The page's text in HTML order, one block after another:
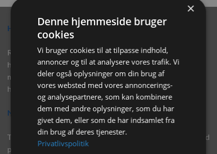
Hvorfor vælge Rabbitpet?
Rabbitpet sælger ikke kun kvalitetsprodukter såsom, foder,
hø, aktivering, strøelse mm. til vores kunder. Vi hjælper også
med rådgivning, så tøv ikke med at skrive eller ring til os for
hjælp..
Nyhedsbrev
Tilmeld dig vores nyhedsbrev og eksklusive tilbud og få tilbud
på mail før andre gør. Vi vil holde dig opdateret med vores
×
Denne hjemmeside bruger
cookies
Vi bruger cookies til at tilpasse indhold,
annoncer og til at analysere vores trafik. Vi
deler også oplysninger om din brug af
vores websted med vores annoncerings-
og analysepartnere, som kan kombinere
dem med andre oplysninger, som du har
givet dem, eller som de har indsamlet fra
din brug af deres tjenester.
Privatlivspolitik